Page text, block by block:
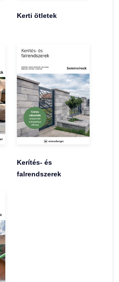
Kerti ötletek
Kerítés- és
falrendszerek